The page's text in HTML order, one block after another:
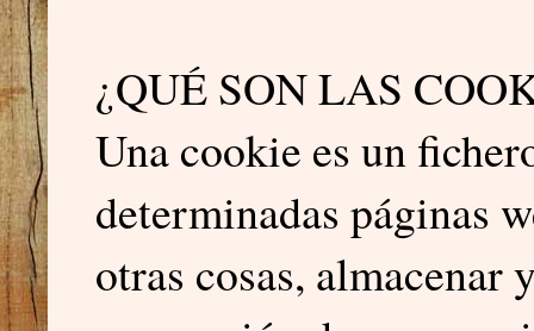
¿QUÉ SON LAS
Una cookie es un
determinadas páginas
otras cosas,